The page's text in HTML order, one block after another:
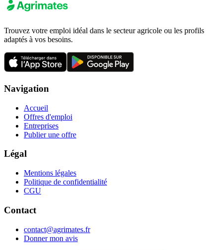
Trouvez votre emploi idéal dans le secteur agricole ou les profils
adaptés à vos besoins.
Navigation
Accueil
Offres d'emploi
Entreprises
Publier une offre
Légal
Mentions légales
Politique de confidentialité
CGU
Contact
contact@agrimates.fr
Donner mon avis